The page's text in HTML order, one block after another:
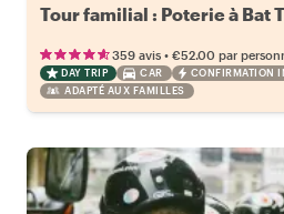
Tour familial : Poterie à Bat
359 avis • €52.00 par
DAY TRIP CAR
CONFIRMATION
ADAPTÉ AUX FAMILLES